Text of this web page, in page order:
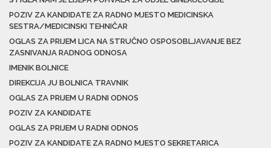
POZIV ZA KANDIDATE ZA RADNO MJESTO MEDICINSKA
SESTRA/MEDICINSKI TEHNIČAR
OGLAS ZA PRIJEM LICA NA STRUČNO OSPOSOBLJAVANJE BEZ
ZASNIVANJA RADNOG ODNOSA
IMENIK BOLNICE
DIREKCIJA JU BOLNICA TRAVNIK
OGLAS ZA PRIJEM U RADNI ODNOS
POZIV ZA KANDIDATE
OGLAS ZA PRIJEM U RADNI ODNOS
POZIV ZA KANDIDATE ZA RADNO MJESTO SEKRETARICA